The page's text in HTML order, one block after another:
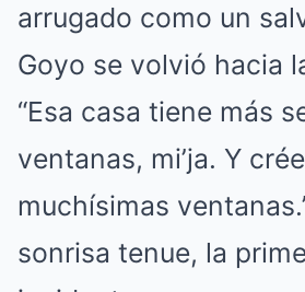
arrugado como un
Goyo se volvió hacia
“Esa casa tiene más
ventanas, mi’ja. Y
muchísimas
sonrisa tenue, la